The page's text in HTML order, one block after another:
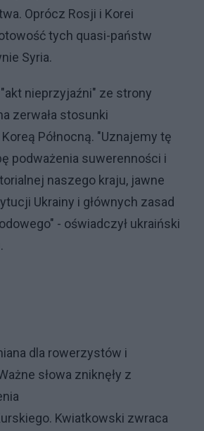
Oprócz Rosji i Korei
tych quasi-państw
Syria.
nieprzyjaźni" ze strony
zerwała stosunki
Północną. "Uznajemy tę
podważenia suwerenności i
naszego kraju, jawne
Ukrainy i głównych zasad
- oświadczył ukraiński
dla rowerzystów i
słowa zniknęły z
Kwiatkowski zwraca